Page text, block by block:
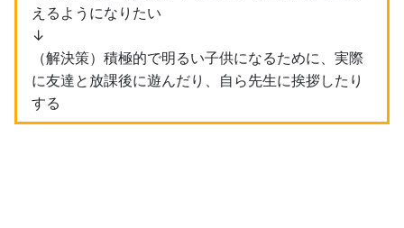
えるようになりたい
↓
（解決策）積極的で明るい子供になるために、実際
に友達と放課後に遊んだり、自ら先生に挨拶したり
する